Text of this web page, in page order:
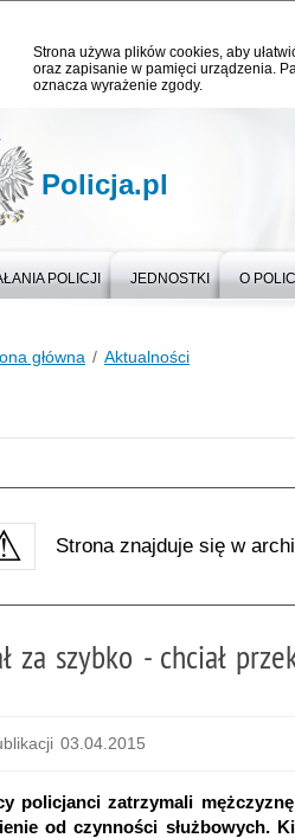
Strona używa plików cookies, aby
oraz zapisanie w pamięci urządzenia.
oznacza wyrażenie zgody.
Policja.pl
POLICJI JEDNOSTKI O
główna Aktualności
Strona znajduje się w
za szybko - chciał
03.04.2015
policjanci zatrzymali
od czynności służbowych.